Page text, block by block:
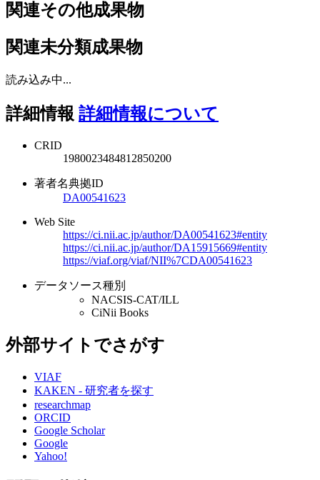
関連その他成果物
関連未分類成果物
読み込み中...
詳細情報 詳細情報について
CRID
1980023484812850200
著者名典拠ID
DA00541623
Web Site
https://ci.nii.ac.jp/author/DA00541623#entity
https://ci.nii.ac.jp/author/DA15915669#entity
https://viaf.org/viaf/NII%7CDA00541623
データソース種別
NACSIS-CAT/ILL
CiNii Books
外部サイトでさがす
VIAF
KAKEN - 研究者を探す
researchmap
ORCID
Google Scholar
Google
Yahoo!